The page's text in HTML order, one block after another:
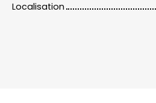
Localisation